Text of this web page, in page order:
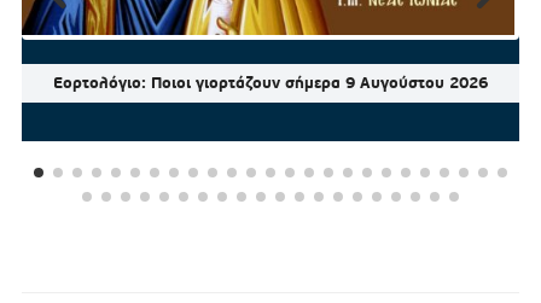
Εορτολόγιο: Ποιοι γιορτάζουν σήμερα 9 Αυγούστου 2026